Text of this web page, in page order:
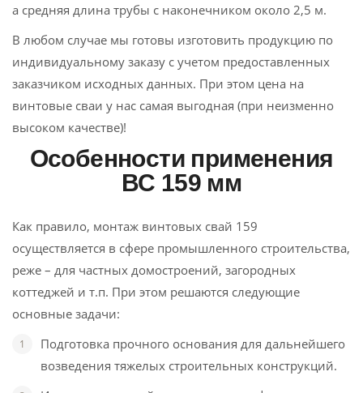
а средняя длина трубы с наконечником около 2,5 м.
В любом случае мы готовы изготовить продукцию по
индивидуальному заказу с учетом предоставленных
заказчиком исходных данных. При этом цена на
винтовые сваи у нас самая выгодная (при неизменно
высоком качестве)!
Особенности применения
ВС 159 мм
Как правило, монтаж винтовых свай 159
осуществляется в сфере промышленного строительства,
реже – для частных домостроений, загородных
коттеджей и т.п. При этом решаются следующие
основные задачи:
Подготовка прочного основания для дальнейшего
возведения тяжелых строительных конструкций.